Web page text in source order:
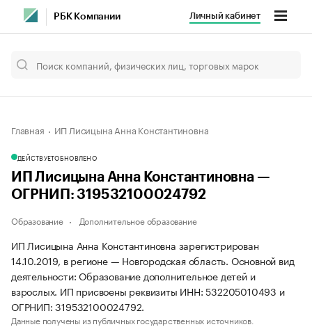
РБК Компании Личный кабинет
Главная ИП Лисицына Анна Константиновна
ДЕЙСТВУЕТОБНОВЛЕНО
ИП Лисицына Анна Константиновна —
ОГРНИП: 319532100024792
Образование Дополнительное образование
ИП Лисицына Анна Константиновна зарегистрирован
14.10.2019, в регионе — Новгородская область. Основной вид
деятельности: Образование дополнительное детей и
взрослых. ИП присвоены реквизиты ИНН: 532205010493 и
ОГРНИП: 319532100024792.
Данные получены из публичных государственных источников.